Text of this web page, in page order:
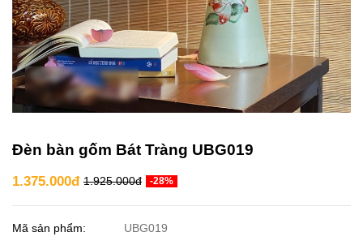
Đèn bàn gốm Bát Tràng UBG019
1.375.000đ 1.925.000đ -28%
Mã sản phẩm: UBG019